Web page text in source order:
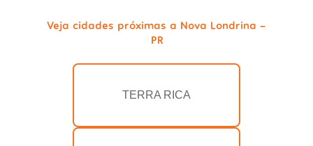
Veja cidades próximas a Nova Londrina -
PR
TERRA RICA